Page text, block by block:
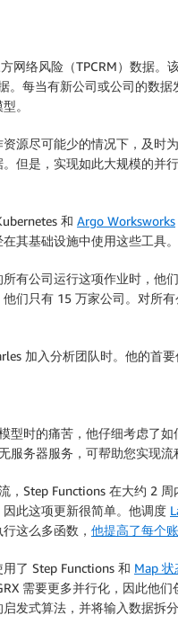
网络风险（TPCRM）数据
。每当有新公司或公司的数
。
源尽可能少的情况下，及时
但是，实现如此大规模的并
和 Argo Worksworks
其基础设施中使用这些工具。
有公司运行这项作业时，他
们只有 15 万家公司。对所
加入分析团队时。他的首
型时的痛苦，他仔细考虑了
服务器服务，可帮助您实现
，Step Functions 在大约 2
此这项更新很简单。他调度
这么多函数， 他提高了每个
了 Step Functions 和 Map 状
需要更多并行化，因此他
发式算法，并将输入数据拆分